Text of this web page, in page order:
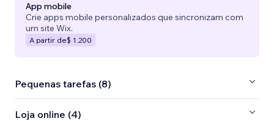
App mobile
Crie apps mobile personalizados que sincronizam com
um site Wix.
A partir de$ 1.200
Pequenas tarefas (8)
Loja online (4)